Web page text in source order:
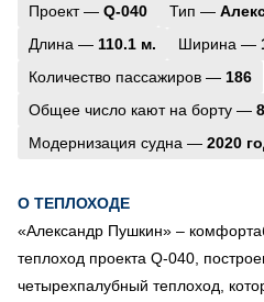
Проект — Q-040 Тип —
Длина — 110.1 м. Ширина —
Количество пассажиров — 186
Общее число кают на борту —
Модернизация судна — 2020
О ТЕПЛОХОДЕ
«Александр Пушкин» –
теплоход проекта Q-040,
четырехпалубный теплоход,